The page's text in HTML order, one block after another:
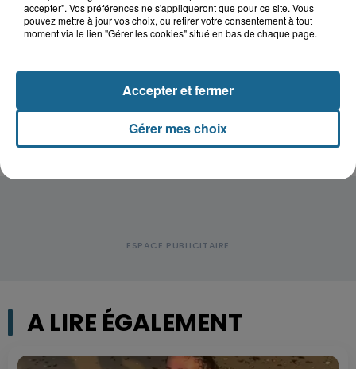
Lucas s'en est allé brutalement...
Violent accident à Cléty : quatre
blessés, deux femmes en urgence...
A LIRE ÉGALEMENT
accepter". Vos préférences ne s'appliqueront que pour ce site. Vous
pouvez mettre à jour vos choix, ou retirer votre consentement à tout
moment via le lien "Gérer les cookies" situé en bas de chaque page.
Gérer mes choix
Accepter et fermer